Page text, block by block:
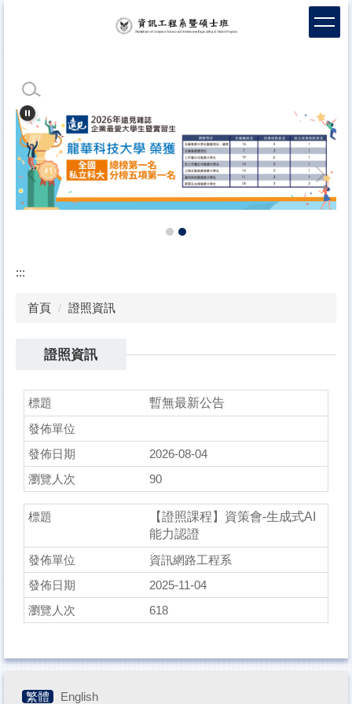
區
:::
首頁 證照資訊
證照資訊
暫無最新公告
2026-08-04
90
【證照課程】資策會-生成式AI
能力認證
資訊網路工程系
2025-11-04
618
繁體 English